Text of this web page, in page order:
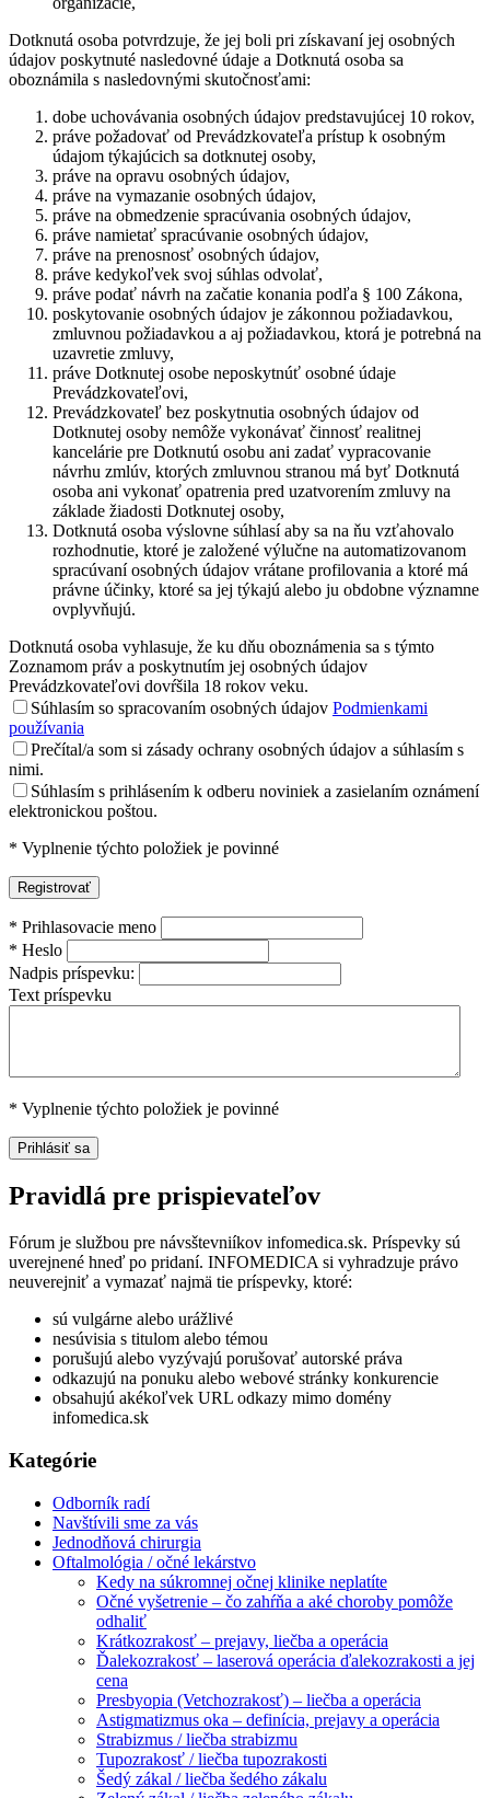
Dotknutá osoba potvrdzuje, že jej boli pri získavaní jej osobných
údajov poskytnuté nasledovné údaje a Dotknutá osoba sa
oboznámila s nasledovnými skutočnosťami:
dobe uchovávania osobných údajov predstavujúcej 10 rokov,
práve požadovať od Prevádzkovateľa prístup k osobným
údajom týkajúcich sa dotknutej osoby,
práve na opravu osobných údajov,
práve na vymazanie osobných údajov,
práve na obmedzenie spracúvania osobných údajov,
práve namietať spracúvanie osobných údajov,
práve na prenosnosť osobných údajov,
práve kedykoľvek svoj súhlas odvolať,
práve podať návrh na začatie konania podľa § 100 Zákona,
poskytovanie osobných údajov je zákonnou požiadavkou,
zmluvnou požiadavkou a aj požiadavkou, ktorá je potrebná na
uzavretie zmluvy,
práve Dotknutej osobe neposkytnúť osobné údaje
Prevádzkovateľovi,
Prevádzkovateľ bez poskytnutia osobných údajov od
Dotknutej osoby nemôže vykonávať činnosť realitnej
kancelárie pre Dotknutú osobu ani zadať vypracovanie
návrhu zmlúv, ktorých zmluvnou stranou má byť Dotknutá
osoba ani vykonať opatrenia pred uzatvorením zmluvy na
základe žiadosti Dotknutej osoby,
Dotknutá osoba výslovne súhlasí aby sa na ňu vzťahovalo
rozhodnutie, ktoré je založené výlučne na automatizovanom
spracúvaní osobných údajov vrátane profilovania a ktoré má
právne účinky, ktoré sa jej týkajú alebo ju obdobne významne
ovplyvňujú.
Dotknutá osoba vyhlasuje, že ku dňu oboznámenia sa s týmto
Zoznamom práv a poskytnutím jej osobných údajov
Prevádzkovateľovi dovŕšila 18 rokov veku.
Súhlasím so spracovaním osobných údajov Podmienkami
používania
Prečítal/a som si zásady ochrany osobných údajov a súhlasím s
nimi.
Súhlasím s prihlásením k odberu noviniek a zasielaním oznámení
elektronickou poštou.
* Vyplnenie týchto položiek je povinné
* Prihlasovacie meno
* Heslo
Nadpis príspevku:
Text príspevku
* Vyplnenie týchto položiek je povinné
Pravidlá pre prispievateľov
Fórum je službou pre návsštevniíkov infomedica.sk. Príspevky sú
uverejnené hneď po pridaní. INFOMEDICA si vyhradzuje právo
neuverejniť a vymazať najmä tie príspevky, ktoré:
sú vulgárne alebo urážlivé
nesúvisia s titulom alebo témou
porušujú alebo vyzývajú porušovať autorské práva
odkazujú na ponuku alebo webové stránky konkurencie
obsahujú akékoľvek URL odkazy mimo domény
infomedica.sk
Kategórie
Odborník radí
Navštívili sme za vás
Jednodňová chirurgia
Oftalmológia / očné lekárstvo
Kedy na súkromnej očnej klinike neplatíte
Očné vyšetrenie – čo zahŕňa a aké choroby pomôže
odhaliť
Krátkozrakosť – prejavy, liečba a operácia
Ďalekozrakosť – laserová operácia ďalekozrakosti a jej
cena
Presbyopia (Vetchozrakosť) – liečba a operácia
Astigmatizmus oka – definícia, prejavy a operácia
Strabizmus / liečba strabizmu
Tupozrakosť / liečba tupozrakosti
Šedý zákal / liečba šedého zákalu